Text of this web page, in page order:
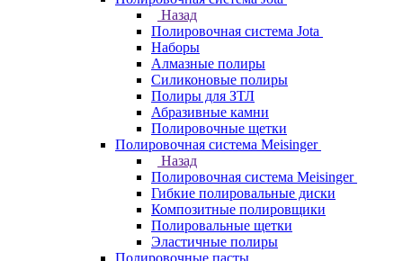
Назад
Полировочная система Jota
Наборы
Алмазные полиры
Силиконовые полиры
Полиры для ЗТЛ
Абразивные камни
Полировочные щетки
Полировочная система Meisinger
Назад
Полировочная система Meisinger
Гибкие полировальные диски
Композитные полировщики
Полировальные щетки
Эластичные полиры
Полировочные пасты